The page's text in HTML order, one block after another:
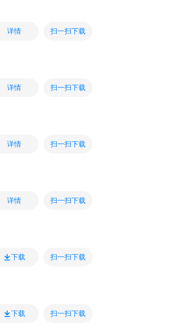
详情 扫一扫下载
详情 扫一扫下载
详情 扫一扫下载
详情 扫一扫下载
下载 扫一扫下载
下载 扫一扫下载